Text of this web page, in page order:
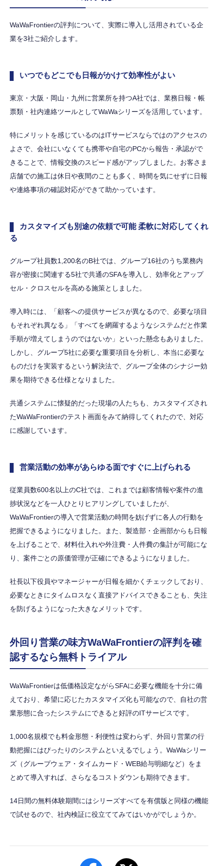
WaWaFrontierの評判について、実際に導入し活用されている企
業を3社ご紹介します。
いつでもどこでも日報がかけて効率性がよい
東京・大阪・岡山・九州に営業所を持つA社では、業務日報・帳
票類・社内連絡ツールとしてWaWaシリーズを活用しています。
特にメリットを感じているのはITサービスならではのアクセスの
よさで、会社にいなくても携帯や自宅のPCから報告・承認がで
きることで、情報交換のスピード感がアップしました。お客さま
店舗での施工は休日や夜間のことも多く、時間を気にせずに日報
や連絡事項の確認対応ができて助かっています。
カスタマイズも別途の依頼で可能 柔軟に対応してくれ
る
グループ社員数1,200名のB社では、グループ16社のうち業務内
容が密接に関連する5社で共通のSFAを導入し、効率化とアップ
セル・クロスセルを高める施策としました。
導入時には、「顧客への提供サービスが異なるので、必要な項目
もそれぞれ異なる」「すべてを網羅するようなシステムだと作業
手順が増えてしまうのではないか」といった懸念もありました。
しかし、グループ5社に必要な重要項目を分析し、本当に必要な
ものだけを実装するという解決法で、グループ全体のシナジー効
果を期待できる仕様となりました。
共通システムに懐疑的だった現場の人たちも、カスタマイズされ
たWaWaFrontierのテスト画面をみて納得してくれたので、対応
に感謝しています。
営業活動の効率があらゆる面ですぐに上げられる
従業員数600名以上のC社では、これまでは顧客情報や案件の進
捗状況などを一人ひとりヒアリングしていましたが、
WaWaFrontierの導入で営業活動の時間を妨げずに各人の行動を
把握できるようになりました。また、製造部・企画部からも日報
を上げることで、材料仕入れや外注費・人件費の集計が可能にな
り、案件ごとの原価管理が正確にできるようになりました。
社長以下役員やマネージャーが日報を細かくチェックしており、
必要なときにタイムロスなく直接アドバイスできることも、失注
を防げるようになった大きなメリットです。
外回り営業の味方WaWaFrontierの評判を確
認するなら無料トライアル
WaWaFrontierは低価格設定ながらSFAに必要な機能を十分に備
えており、希望に応じたカスタマイズ化も可能なので、自社の営
業形態に合ったシステムにできると好評のITサービスです。
1,000名規模でも料金形態・利便性は変わらず、外回り営業の行
動把握にはぴったりのシステムといえるでしょう。WaWaシリー
ズ（グループウェア・タイムカード・WEB給与明細など）をま
とめて導入すれば、さらなるコストダウンも期待できます。
14日間の無料体験期間にはシリーズすべてを有償版と同様の機能
で試せるので、社内検証に役立ててみてはいかがでしょうか。